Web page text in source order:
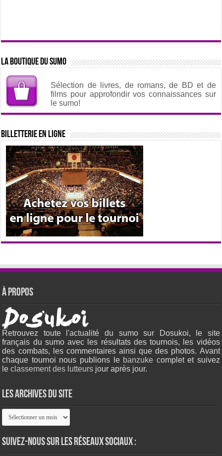
La boutique du sumo
Sélection de livres, de romans, de BD et de
films pour approfondir vos connaissances sur
le sumo!
Billetterie en ligne
À propos
Retrouvez toute l'actualité du sumo sur Dosukoi, le site
français du sumo avec les résultats des tournois, les vidéos
des combats, les commentaires ainsi que des photos. Avant
chaque tournoi nous publions le banzuke complet et suivez
leclassement des lutteurs jour après jour.
Les archives du site
Les
archives
site
Suivez-nous sur les réseaux sociaux :